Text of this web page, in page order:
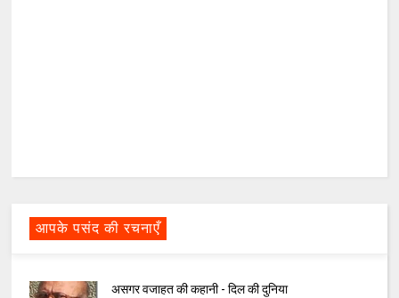
आपके पसंद की रचनाएँ
असगर वजाहत की कहानी - दिल की दुनिया